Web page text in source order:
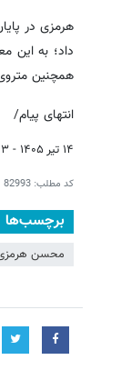
همچنین
انتهای پیام/
۱۴ تیر ۱۴۰۵ - ۱۷:۴۳
کد مطلب: 82993
برچسب‌ها
محسن